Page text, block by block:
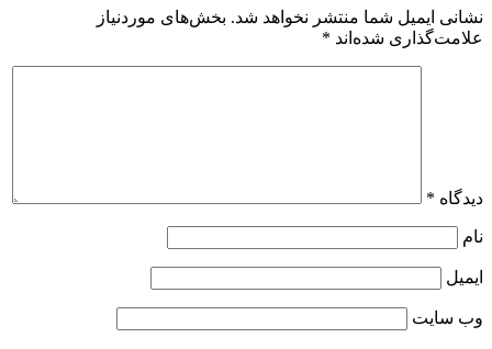
نشانی ایمیل شما منتشر نخواهد شد. بخش‌های موردنیاز
علامت‌گذاری شده‌اند *
دیدگاه *
نام
ایمیل
وب‌ سایت